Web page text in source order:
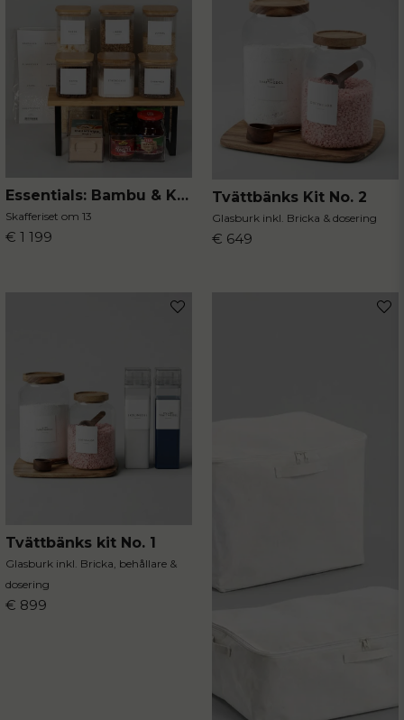
Ja, ni får publicera min fråga
Skicka fråga
Essentials: Bambu & Klarhet
Skafferiset om 13
€ 1 199
Tvättbänks Kit No. 2
Glasburk inkl. Bricka & dosering
€ 649
Tvättbänks kit No. 1
Glasburk inkl. Bricka, behållare &
dosering
€ 899